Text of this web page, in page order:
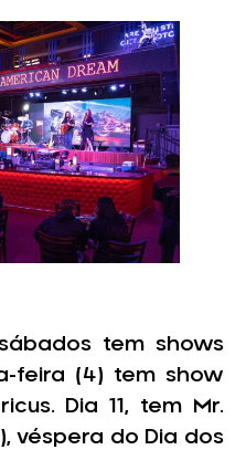
tem shows
feira (4) tem show
Dia 11, tem Mr.
véspera do Dia dos